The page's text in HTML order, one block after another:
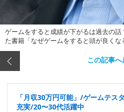
ゲームをすると成績が下がるは過去の話
た書籍「なぜゲームをすると頭が良くな
この記事へ
「月収30万円可能」/ゲームテス
充実/20〜30代活躍中